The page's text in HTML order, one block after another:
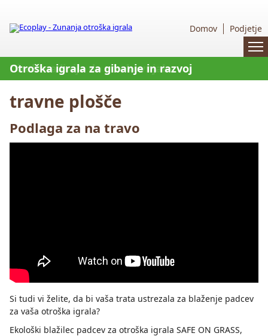
Zunanja otroška igrala - Ecoplay
Domov Podjetje
Otroška igrala za gibanje in razvoj
Direktna linija do strokovnjaka
TÜV certificirani strokovnjaki
travne plošče
Podlaga za na travo
Si tudi vi želite, da bi vaša trata ustrezala za blaženje padcev
za vaša otroška igrala?
Ekološki blažilec padcev za otroška igrala SAFE ON GRASS,